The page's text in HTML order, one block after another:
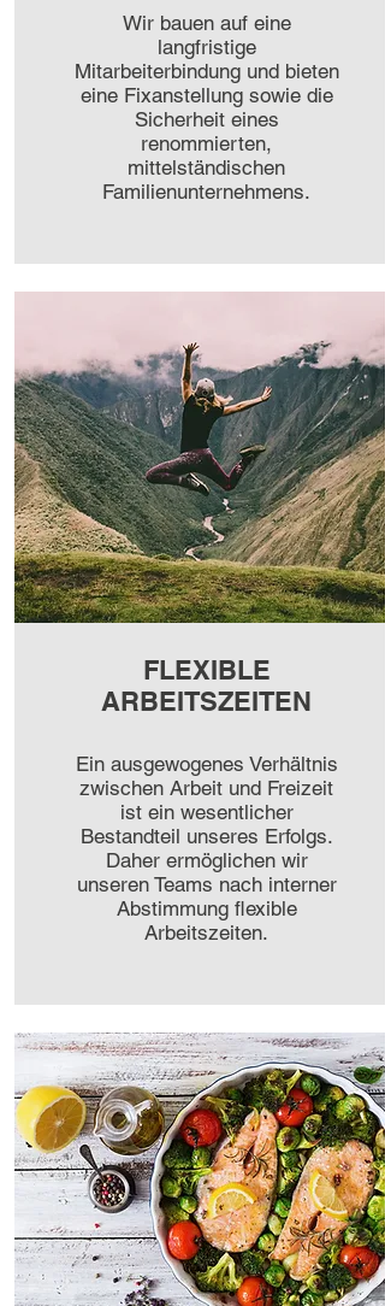
Wir bauen auf eine
langfristige
Mitarbeiterbindung und bieten
eine Fixanstellung sowie die
Sicherheit eines
renommierten,
mittelständischen
Familienunternehmens.
FLEXIBLE
ARBEITSZEITEN
Ein ausgewogenes Verhältnis
zwischen Arbeit und Freizeit
ist ein wesentlicher
Bestandteil unseres Erfolgs.
Daher ermöglichen wir
unseren Teams nach interner
Abstimmung flexible
Arbeitszeiten.